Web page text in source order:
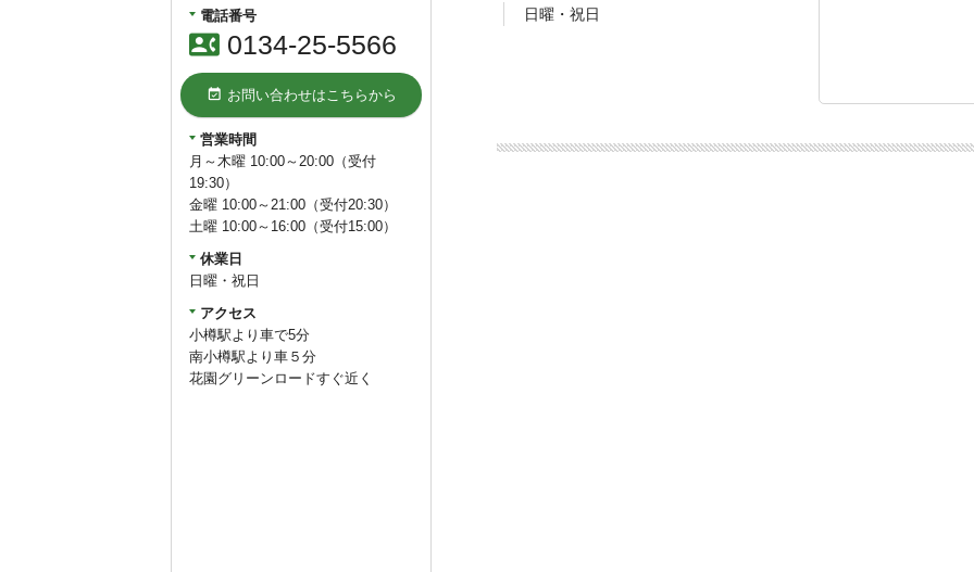
日曜・祝日
電話番号
contact_phone 0134-25-5566
event_available お問い合わせはこちらから
営業時間
月～木曜 10:00～20:00（受付
19:30）
金曜 10:00～21:00（受付20:30）
土曜 10:00～16:00（受付15:00）
休業日
日曜・祝日
アクセス
小樽駅より車で5分
南小樽駅より車５分
花園グリーンロードすぐ近く